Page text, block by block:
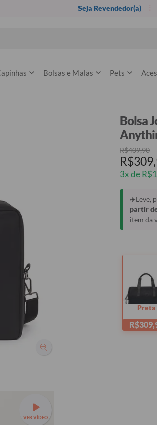
Seja Revendedor(a)
Bolsas e Malas Pets
VER VÍDEO
Bolsa
R$409,90
3x de
✈️Leve,
partir
item da
Preta